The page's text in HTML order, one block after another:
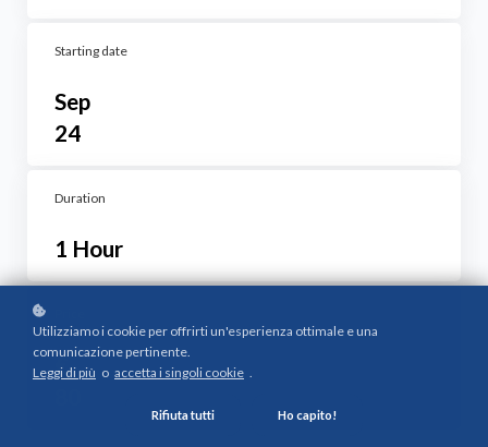
Starting date
Sep
24
Duration
1 Hour
€
Utilizziamo i cookie per offrirti un'esperienza ottimale e una
comunicazione pertinente.
Leggi di più o accetta i singoli cookie .
Rifiuta tutti Ho capito!